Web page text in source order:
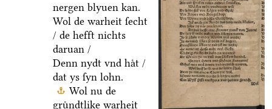
nergen blyuen kan.
Wol de warheit ſecht
/ de hefft nichts
daruan /
Denn nydt vnd haͤt /
dat ys ſyn lohn.
Wol nu de
gruͤndtlike warheit